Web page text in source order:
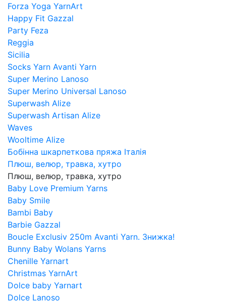
Forza Yoga YarnArt
Happy Fit Gazzal
Party Feza
Reggia
Sicilia
Socks Yarn Avanti Yarn
Super Merino Lanoso
Super Merino Universal Lanoso
Superwash Alize
Superwash Artisan Alize
Waves
Wooltime Alize
Бобінна шкарпеткова пряжа Італія
Плюш, велюр, травка, хутро
Плюш, велюр, травка, хутро
Baby Love Premium Yarns
Baby Smile
Bambi Baby
Barbie Gazzal
Boucle Exclusiv 250m Avanti Yarn. Знижка!
Bunny Baby Wolans Yarns
Chenille Yarnart
Christmas YarnArt
Dolce baby Yarnart
Dolce Lanoso